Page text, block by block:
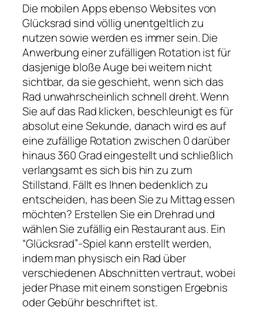
Die mobilen Apps ebenso Websites von
Glücksrad sind völlig unentgeltlich zu
nutzen sowie werden es immer sein. Die
Anwerbung einer zufälligen Rotation ist für
dasjenige bloße Auge bei weitem nicht
sichtbar, da sie geschieht, wenn sich das
Rad unwahrscheinlich schnell dreht. Wenn
Sie auf das Rad klicken, beschleunigt es für
absolut eine Sekunde, danach wird es auf
eine zufällige Rotation zwischen 0 darüber
hinaus 360 Grad eingestellt und schließlich
verlangsamt es sich bis hin zu zum
Stillstand. Fällt es Ihnen bedenklich zu
entscheiden, has been Sie zu Mittag essen
möchten? Erstellen Sie ein Drehrad und
wählen Sie zufällig ein Restaurant aus. Ein
“Glücksrad”-Spiel kann erstellt werden,
indem man physisch ein Rad über
verschiedenen Abschnitten vertraut, wobei
jeder Phase mit einem sonstigen Ergebnis
oder Gebühr beschriftet ist.